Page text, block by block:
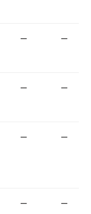
— —
— —
— —
— —